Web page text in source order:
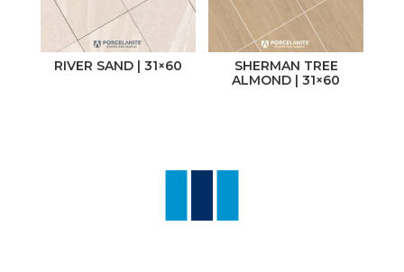
RIVER SAND | 31×60
SHERMAN TREE
ALMOND | 31×60